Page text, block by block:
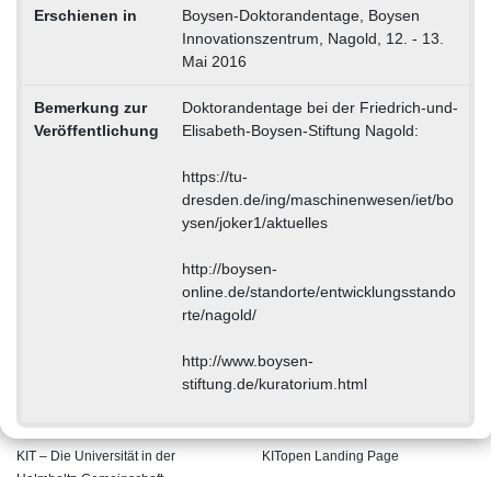
Erschienen in
Boysen-Doktorandentage, Boysen
Innovationszentrum, Nagold, 12. - 13.
Mai 2016
Bemerkung zur
Veröffentlichung
Doktorandentage bei der Friedrich-und-
Elisabeth-Boysen-Stiftung Nagold:
https://tu-
dresden.de/ing/maschinenwesen/iet/bo
ysen/joker1/aktuelles
http://boysen-
online.de/standorte/entwicklungsstando
rte/nagold/
http://www.boysen-
stiftung.de/kuratorium.html
KIT – Die Universität in der
KITopen Landing Page